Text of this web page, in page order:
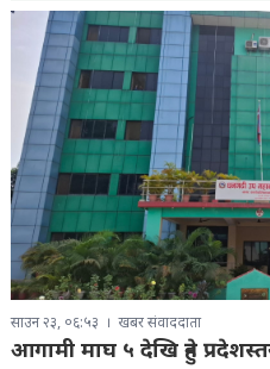
साउन २३, ०६:५३ खबर संवाददाता
आगामी माघ ५ देखि हुने